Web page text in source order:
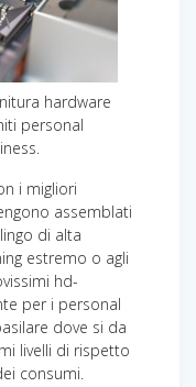
hardware
personal
i migliori
assemblati
di alta
estremo o agli
hd-
per i personal
dove si da
livelli di rispetto
consumi.